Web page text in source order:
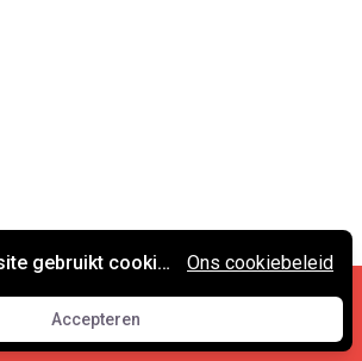
en privacy •
Contact
- 2026 Spreekwoorden.nl
Deze website gebruikt cookies.
Accepteren
Accepteren
Ons cookiebeleid